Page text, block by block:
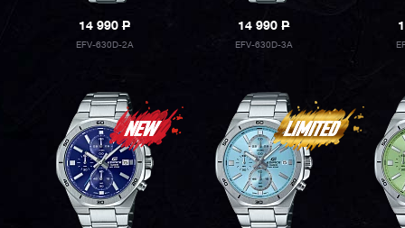
14 990P
EFV-630D-2A
14 990P
EFV-630D-3A